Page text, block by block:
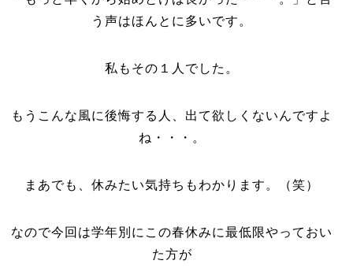
う声はほんとに多いです。
私もその１人でした。
もうこんな風に後悔する人、出て欲しくないんですよ
ね・・・。
まあでも、休みたい気持ちもわかります。（笑）
なので今回は学年別にこの春休みに最低限やっておい
た方が